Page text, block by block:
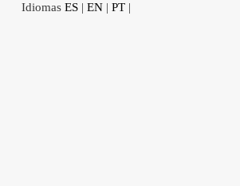
Idiomas ES | EN | PT |